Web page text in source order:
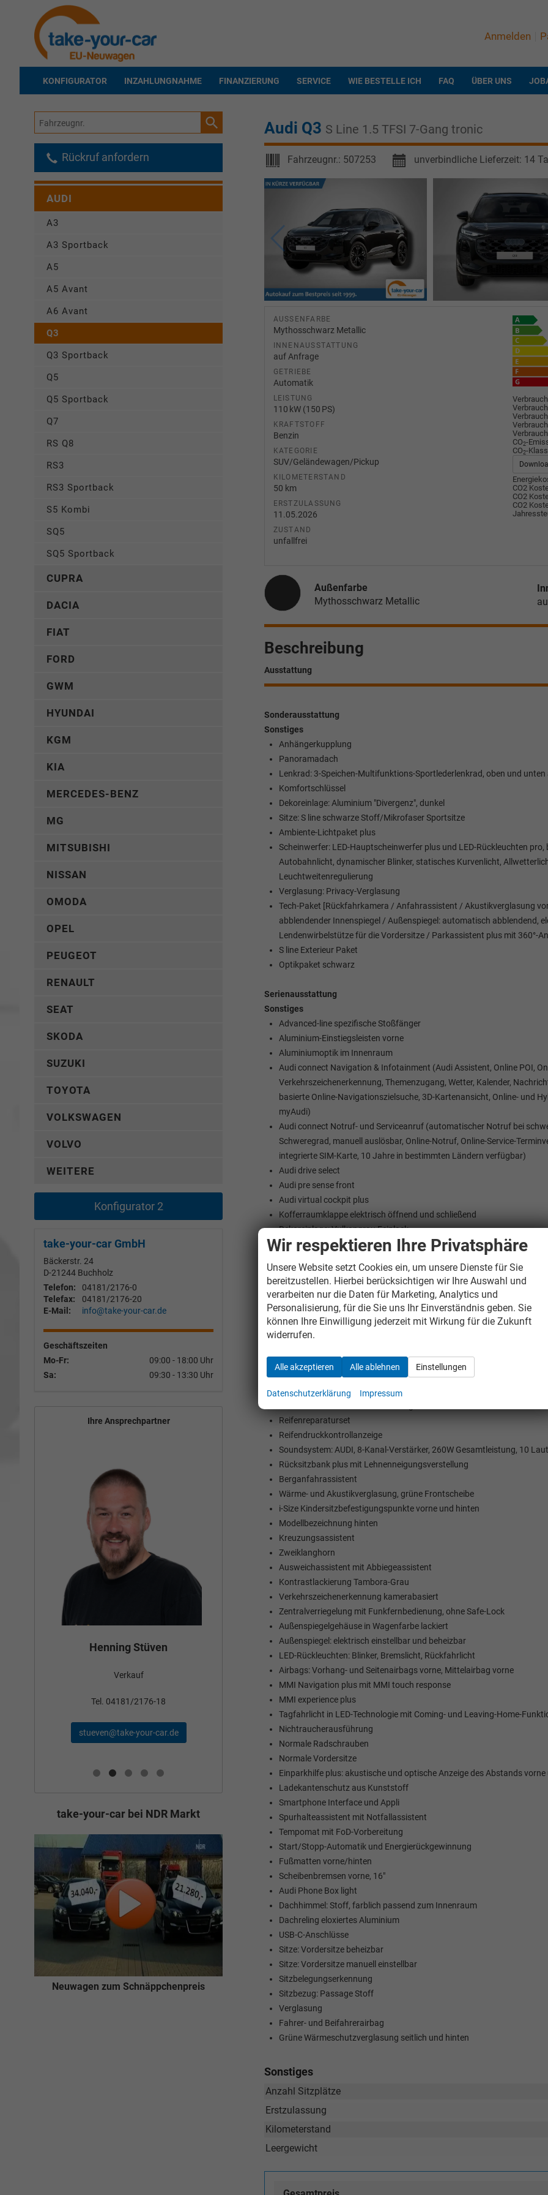
Anmelden
KONFIGURATOR INZAHLUNGNAHME FINANZIERUNG SERVICE WIE BESTELLE ICH FAQ ÜBER UNS
Audi Q3 S Line 1.5 TFSI 7-Gang tronic
Fahrzeugnr.: 507253 unverbindliche Lieferzeit: 14
AUSSENFARBE
Mythosschwarz Metallic
INNENAUSSTATTUNG
auf Anfrage
GETRIEBE
Automatik
LEISTUNG
110 kW (150 PS)
KRAFTSTOFF
Benzin
KATEGORIE
SUV/Geländewagen/Pickup
KILOMETERSTAND
50 km
ERSTZULASSUNG
11.05.2026
ZUSTAND
unfallfrei
CO2-
CO2-
CO2
CO2
CO2
Außenfarbe
Mythosschwarz Metallic
Beschreibung
Ausstattung
Sonderausstattung
Sonstiges
Anhängerkupplung
Panoramadach
Lenkrad: 3-Speichen-Multifunktions-Sportlederlenkrad, oben und
Komfortschlüssel
Dekoreinlage: Aluminium "Divergenz", dunkel
Sitze: S line schwarze Stoff/Mikrofaser Sportsitze
Ambiente-Lichtpaket plus
Scheinwerfer: LED-Hauptscheinwerfer plus und LED-Rückleuchten
Autobahnlicht, dynamischer Blinker, statisches Kurvenlicht,
Leuchtweitenregulierung
Verglasung: Privacy-Verglasung
Tech-Paket [Rückfahrkamera / Anfahrassistent / Akustikverglasung
abblendender Innenspiegel / Außenspiegel: automatisch abblendend,
Lendenwirbelstütze für die Vordersitze / Parkassistent plus mit 360°-
S line Exterieur Paket
Optikpaket schwarz
Serienausstattung
Sonstiges
Advanced-line spezifische Stoßfänger
Aluminium-Einstiegsleisten vorne
Aluminiumoptik im Innenraum
Audi connect Navigation & Infotainment (Audi Assistent, Online POI,
Verkehrszeichenerkennung, Themenzugang, Wetter, Kalender,
basierte Online-Navigationszielsuche, 3D-Kartenansicht, Online- und
myAudi)
Audi connect Notruf- und Serviceanruf (automatischer Notruf bei
Schweregrad, manuell auslösbar, Online-Notruf, Online-Service-
integrierte SIM-Karte, 10 Jahre in bestimmten Ländern verfügbar)
Audi drive select
Audi pre sense front
Audi virtual cockpit plus
Kofferraumklappe elektrisch öffnend und schließend
Dekoreinlage: Vulkangrau Feinlack
Deluxe 3-Zonen-Klimaautomatik
Elektromechanische Servolenkung
Elektrische Kindersicherung
Elektronische Wegfahrsperre
Erste-Hilfe-Set, Warndreieck, Warnweste
Müdigkeitserkennung mit Fahrerüberwachung
Glänzende Zierleisten
Scheinwerfer mit LED-Technologie
Scheinwerfer-Vorbereitung für weitere Funktionen
Reifenreparaturset
Reifendruckkontrollanzeige
Soundsystem: AUDI, 8-Kanal-Verstärker, 260W Gesamtleistung, 10
Rücksitzbank plus mit Lehnenneigungsverstellung
Berganfahrassistent
Wärme- und Akustikverglasung, grüne Frontscheibe
i-Size Kindersitzbefestigungspunkte vorne und hinten
Modellbezeichnung hinten
Kreuzungsassistent
Zweiklanghorn
Ausweichassistent mit Abbiegeassistent
Kontrastlackierung Tambora-Grau
Verkehrszeichenerkennung kamerabasiert
Zentralverriegelung mit Funkfernbedienung, ohne Safe-Lock
Außenspiegelgehäuse in Wagenfarbe lackiert
Außenspiegel: elektrisch einstellbar und beheizbar
LED-Rückleuchten: Blinker, Bremslicht, Rückfahrlicht
Airbags: Vorhang- und Seitenairbags vorne, Mittelairbag vorne
MMI Navigation plus mit MMI touch response
MMI experience plus
Tagfahrlicht in LED-Technologie mit Coming- und Leaving-Home-
Nichtraucherausführung
Normale Radschrauben
Normale Vordersitze
Einparkhilfe plus: akustische und optische Anzeige des Abstands
Ladekantenschutz aus Kunststoff
Smartphone Interface und Appli
Spurhalteassistent mit Notfallassistent
Tempomat mit FoD-Vorbereitung
Start/Stopp-Automatik und Energierückgewinnung
Fußmatten vorne/hinten
Scheibenbremsen vorne, 16"
Audi Phone Box light
Dachhimmel: Stoff, farblich passend zum Innenraum
Dachreling eloxiertes Aluminium
USB-C-Anschlüsse
Sitze: Vordersitze beheizbar
Sitze: Vordersitze manuell einstellbar
Sitzbelegungserkennung
Sitzbezug: Passage Stoff
Verglasung
Fahrer- und Beifahrerairbag
Grüne Wärmeschutzverglasung seitlich und hinten
Sonstiges
Anzahl Sitzplätze
Erstzulassung
Kilometerstand
Leergewicht
Fahrzeugnr.
Rückruf anfordern
AUDI
A3
A3 Sportback
A5
A5 Avant
A6 Avant
Q3
Q3 Sportback
Q5
Q5 Sportback
Q7
RS Q8
RS3
RS3 Sportback
S5 Kombi
SQ5
SQ5 Sportback
CUPRA
DACIA
FIAT
FORD
GWM
HYUNDAI
KGM
KIA
MERCEDES-BENZ
MG
MITSUBISHI
NISSAN
OMODA
OPEL
PEUGEOT
RENAULT
SEAT
SKODA
SUZUKI
TOYOTA
VOLKSWAGEN
VOLVO
WEITERE
Konfigurator 2
take-your-car GmbH
Bäckerstr. 24
D-21244 Buchholz
Telefon:
04181/2176-0
Telefax:
04181/2176-20
E-Mail:
info@take-your-car.de
Geschäftszeiten
Mo-Fr:
09:00 - 18:00 Uhr
Sa:
09:30 - 13:30 Uhr
Ihre Ansprechpartner
Henning Stüven
Verkauf
Tel. 04181/2176-18
stueven@take-your-car.de
Bünyamin Schael
Verkauf
Tel. 04181/2176-24
schael@take-your-car.de
Tom Wollschläger
Verkauf
take-your-car bei NDR Markt
Neuwagen zum Schnäppchenpreis
Wir respektieren Ihre Privatsphäre
Unsere Website setzt Cookies ein, um unsere Dienste für Sie
bereitzustellen. Hierbei berücksichtigen wir Ihre Auswahl und
verarbeiten nur die Daten für Marketing, Analytics und
Personalisierung, für die Sie uns Ihr Einverständnis geben. Sie
können Ihre Einwilligung jederzeit mit Wirkung für die Zukunft
widerrufen.
Alle akzeptieren Alle ablehnen Einstellungen
Datenschutzerklärung Impressum